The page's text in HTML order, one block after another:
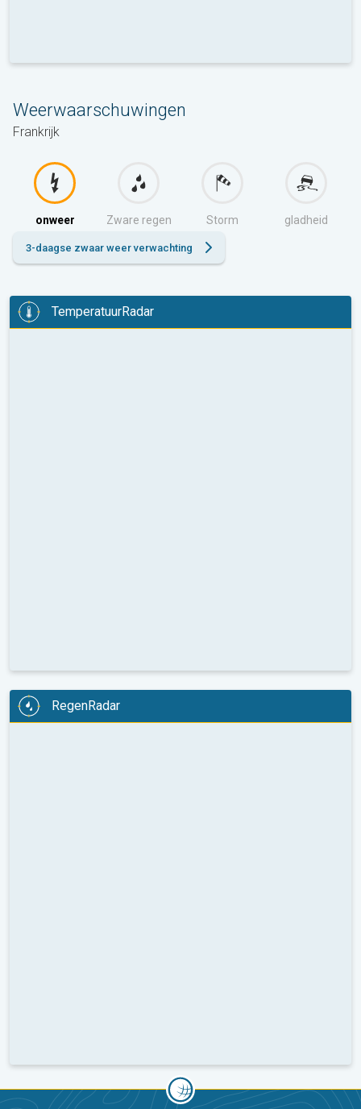
Weerwaarschuwingen
Frankrijk
onweer Zware regen Storm gladheid
3-daagse zwaar weer verwachting
TemperatuurRadar
RegenRadar